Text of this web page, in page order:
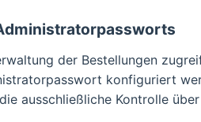
der Bestellungen
konfiguriert
ausschließliche Kontrolle